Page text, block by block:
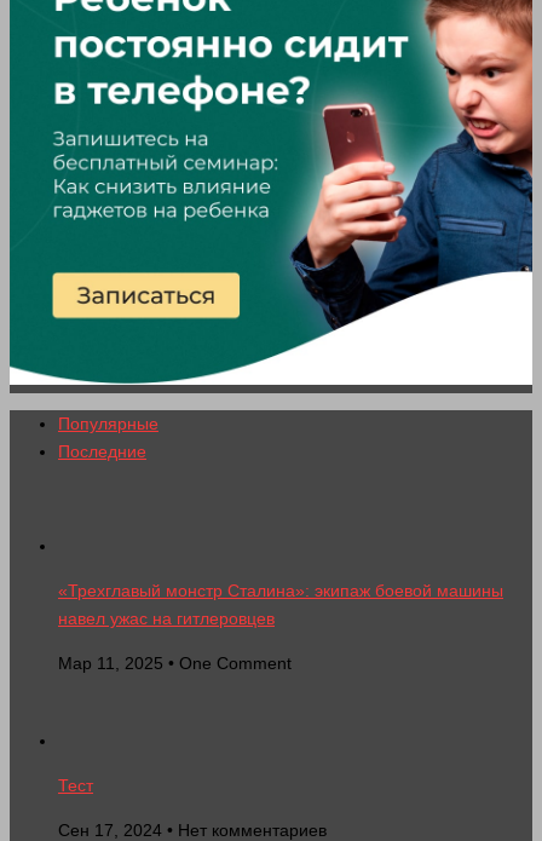
Популярные
Последние
«Трехглавый монстр Сталина»: экипаж боевой машины
навел ужас на гитлеровцев
Мар 11, 2025 • One Comment
Тест
Сен 17, 2024 • Нет комментариев